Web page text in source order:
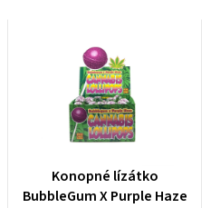
Konopné lízátko
BubbleGum X Purple Haze